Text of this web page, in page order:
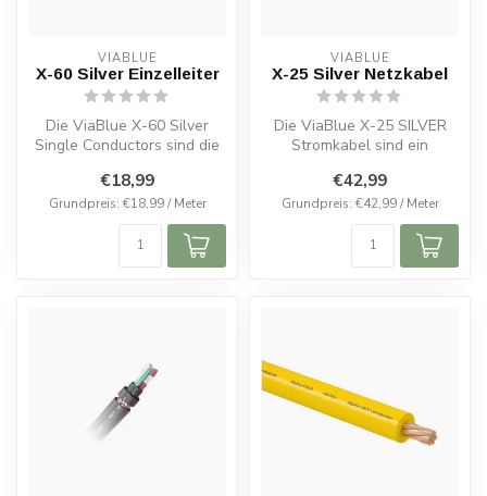
VIABLUE
X-60 Silver Einzelleiter
Die ViaBlue X-60 Silver
Single Conductors sind die
Innenver...
€18,99
Grundpreis: €18,99 / Meter
VIABLUE
X-25 Silver Netzkabel
Die ViaBlue X-25 SILVER
Stromkabel sind ein
für alle...
€42,99
Grundpreis: €42,99 / Meter